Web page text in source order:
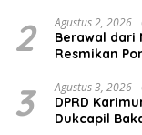
2 Agustus 2, 2026
Berawal dari
Resmikan
3 Agustus 3, 2026
DPRD
Dukcapil